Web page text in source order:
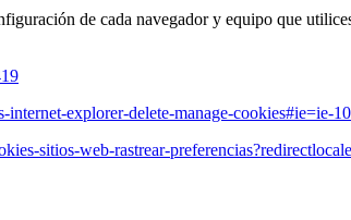
de cada navegador y equipo que
explorer-delete-manage-cookies#ie=ie-10
sitios-web-rastrear-